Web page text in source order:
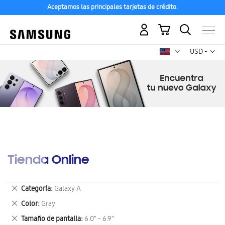
Aceptamos las principales tarjetas de crédito.
USD -
dólar
Mi carrito
Tienda Online
Categoría Galaxy A
Eliminar
este
artículo
Color Gray
Eliminar
este
Tamaño de pantalla 6.0" - 6.9"
Eliminar